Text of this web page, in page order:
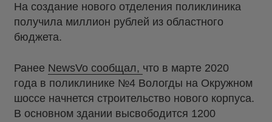
На создание нового отделения поликлиника
получила миллион рублей из областного
бюджета.
Ранее NewsVo сообщал, что в марте 2020
года в поликлинике №4 Вологды на Окружном
шоссе начнется строительство нового корпуса.
В основном здании высвободится 1200